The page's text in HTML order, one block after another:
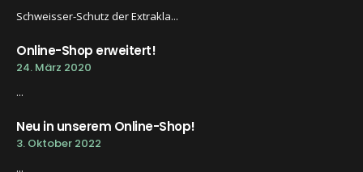
Schweisser-Schutz der Extrakla...
Online-Shop erweitert!
24. März 2020
...
Neu in unserem Online-Shop!
3. Oktober 2022
...